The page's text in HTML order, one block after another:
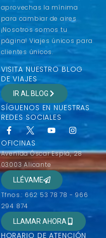
aprovechas la mínima
para cambiar de aires
¡Nosotros somos tu
página! Viajes únicos para
clientes únicos.
VISITA NUESTRO BLOG
DE VIAJES
IR AL BLOG
SÍGUENOS EN NUESTRAS
REDES SOCIALES
OFICINAS
Avenida Óscar Esplá, 28
03003 Alicante
LLÉVAME
Tfnos.: 662 53 78 78 - 966
294 874
LLAMAR AHORA
HORARIO DE ATENCIÓN